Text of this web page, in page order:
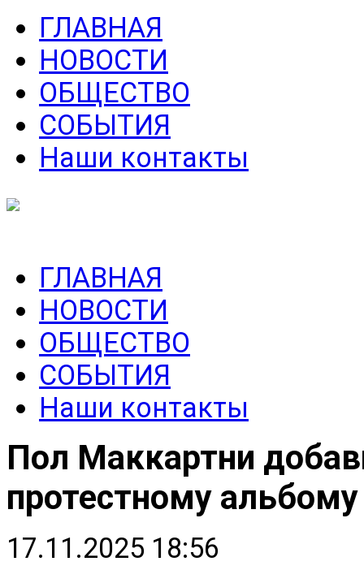
ГЛАВНАЯ
НОВОСТИ
ОБЩЕСТВО
СОБЫТИЯ
Наши контакты
ГЛАВНАЯ
НОВОСТИ
ОБЩЕСТВО
СОБЫТИЯ
Наши контакты
Пол Маккартни
протестному
17.11.2025 18:56